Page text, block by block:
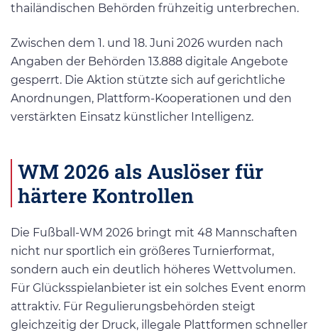
thailändischen Behörden frühzeitig unterbrechen.
Zwischen dem 1. und 18. Juni 2026 wurden nach
Angaben der Behörden 13.888 digitale Angebote
gesperrt. Die Aktion stützte sich auf gerichtliche
Anordnungen, Plattform-Kooperationen und den
verstärkten Einsatz künstlicher Intelligenz.
WM 2026 als Auslöser für
härtere Kontrollen
Die Fußball-WM 2026 bringt mit 48 Mannschaften
nicht nur sportlich ein größeres Turnierformat,
sondern auch ein deutlich höheres Wettvolumen.
Für Glücksspielanbieter ist ein solches Event enorm
attraktiv. Für Regulierungsbehörden steigt
gleichzeitig der Druck, illegale Plattformen schneller